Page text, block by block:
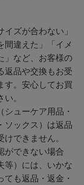
イズが合わない」
間違えた」「イメ
」など、お客様の
返品や交換もお受
す。安心してお買
。
ューケア用品・
ソックス）は返品
できません。
ができない場合
等）には、いかな
ても返品・返金・